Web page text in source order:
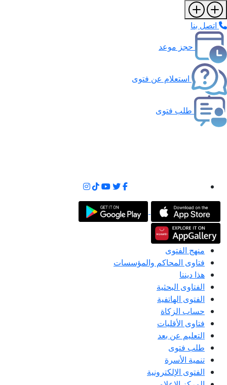
اتصل بنا
حجز موعد
استعلام عن فتوى
طلب فتوى
منهج الفتوى
فتاوى المحاكم والمؤسسات
هذا ديننا
الفتاوى البحثية
الفتوى الهاتفية
حساب الزكاة
فتاوى الأقليات
التعليم عن بعد
طلب فتوى
تنمية الأسرة
الفتوى الإلكترونية